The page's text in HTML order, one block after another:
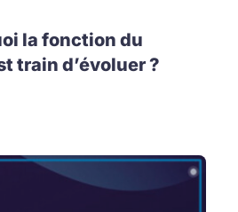
la fonction du
train d’évoluer ?